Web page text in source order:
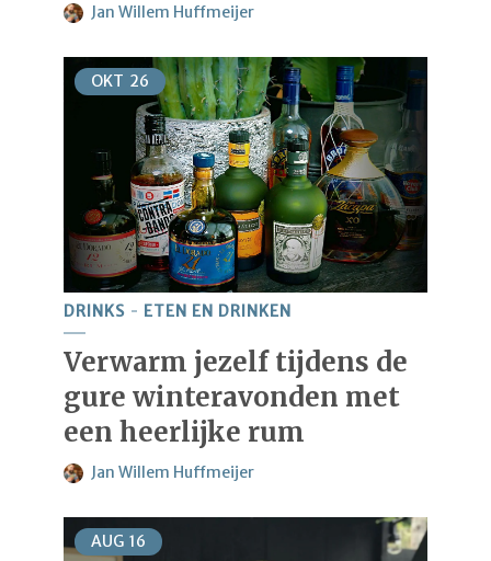
Jan Willem Huffmeijer
OKT 26
DRINKS ETEN EN DRINKEN
Verwarm jezelf tijdens de
gure winteravonden met
een heerlijke rum
Jan Willem Huffmeijer
AUG 16